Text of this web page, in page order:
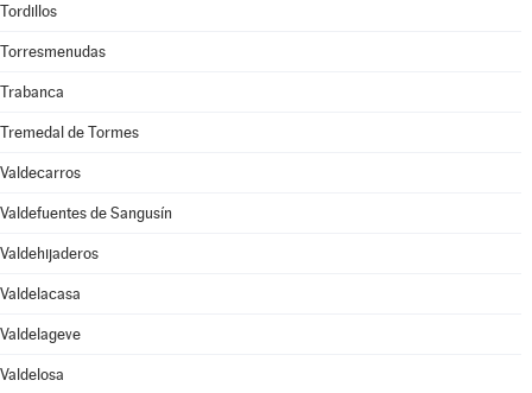
Tordillos
Torresmenudas
Trabanca
Tremedal de Tormes
Valdecarros
Valdefuentes de Sangusín
Valdehijaderos
Valdelacasa
Valdelageve
Valdelosa